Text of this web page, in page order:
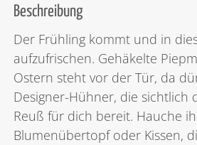
Beschreibung
Der Frühling kommt und in
aufzufrischen. Gehäkelte
Ostern steht vor der Tür, da
Designer-Hühner, die sichtlich
Reuß für dich bereit. Hauche
Blumenübertopf oder Kissen,